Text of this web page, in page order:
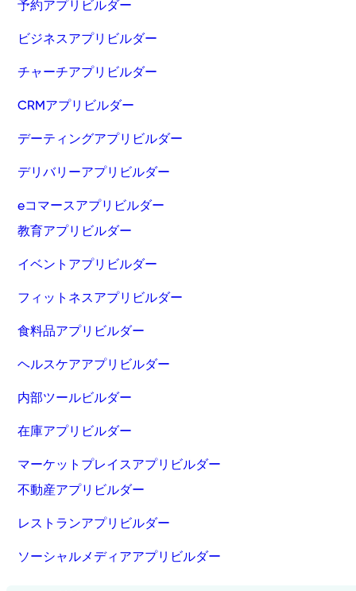
予約アプリビルダー
ビジネスアプリビルダー
チャーチアプリビルダー
CRMアプリビルダー
デーティングアプリビルダー
デリバリーアプリビルダー
eコマースアプリビルダー
教育アプリビルダー
イベントアプリビルダー
フィットネスアプリビルダー
食料品アプリビルダー
ヘルスケアアプリビルダー
内部ツールビルダー
在庫アプリビルダー
マーケットプレイスアプリビルダー
不動産アプリビルダー
レストランアプリビルダー
ソーシャルメディアアプリビルダー